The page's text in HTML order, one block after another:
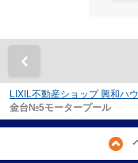
LIXIL不動産ショップ 興和ハ
金台№5モータープール